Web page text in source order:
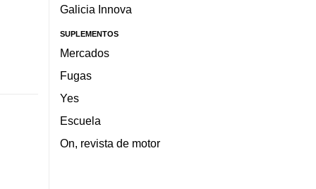
Galicia Innova
SUPLEMENTOS
Mercados
Fugas
Yes
Escuela
On, revista de motor